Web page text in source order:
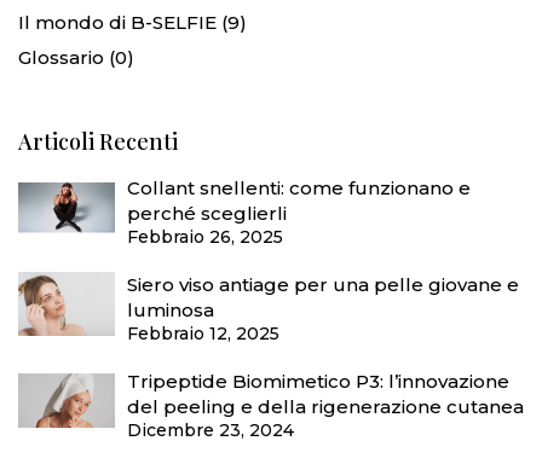
Il mondo di B-SELFIE (9)
Glossario (0)
Articoli Recenti
Collant snellenti: come funzionano e
perché sceglierli
Febbraio 26, 2025
Siero viso antiage per una pelle giovane e
luminosa
Febbraio 12, 2025
Tripeptide Biomimetico P3: l’innovazione
del peeling e della rigenerazione cutanea
Dicembre 23, 2024